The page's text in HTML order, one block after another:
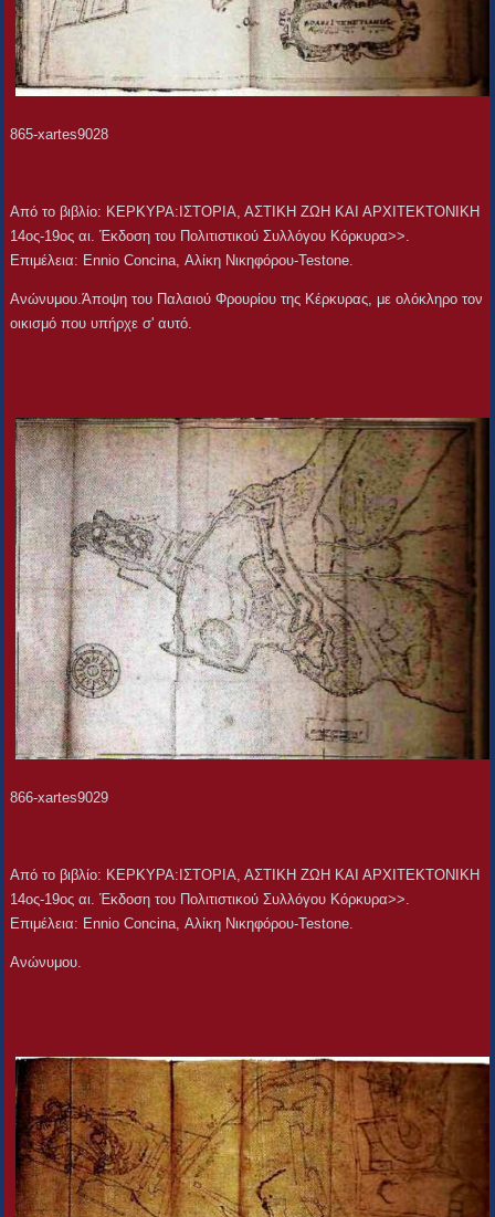
865-xartes9028
Aπό το βιβλίο: ΚΕΡΚΥΡΑ:ΙΣΤΟΡΙΑ, ΑΣΤΙΚΗ ΖΩΗ ΚΑΙ ΑΡΧΙΤΕΚΤΟΝΙΚΗ
14ος-19ος αι. Έκδοση του Πολιτιστικού Συλλόγου Κόρκυρα>>.
Επιμέλεια: Ennio Concina, Αλίκη Νικηφόρου-Testone.
Ανώνυμου.Άποψη του Παλαιού Φρουρίου της Κέρκυρας, με ολόκληρο τον
οικισμό που υπήρχε σ' αυτό.
866-xartes9029
Aπό το βιβλίο: ΚΕΡΚΥΡΑ:ΙΣΤΟΡΙΑ, ΑΣΤΙΚΗ ΖΩΗ ΚΑΙ ΑΡΧΙΤΕΚΤΟΝΙΚΗ
14ος-19ος αι. Έκδοση του Πολιτιστικού Συλλόγου Κόρκυρα>>.
Επιμέλεια: Ennio Concina, Αλίκη Νικηφόρου-Testone.
Ανώνυμου.